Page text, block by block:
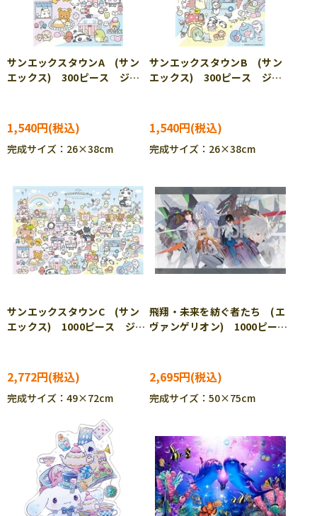
サンエックスタウンA (サン
エックス) 300ピース ジグ
1,540円
完成サイズ：26×38cm
サンエックスタウンB (サン
エックス) 300ピース ジグ
1,540円
完成サイズ：26×38cm
サンエックスタウンC (サン
エックス) 1000ピース ジグ
2,772円
完成サイズ：49×72cm
飛翔・未来を紡ぐ者たち (エ
ヴァンゲリオン) 1000ピー
2,695円
完成サイズ：50×75cm